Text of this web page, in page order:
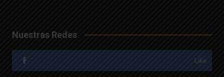
Nuestras Redes
Like